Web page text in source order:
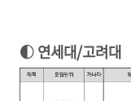
◐ 연세대/고려대